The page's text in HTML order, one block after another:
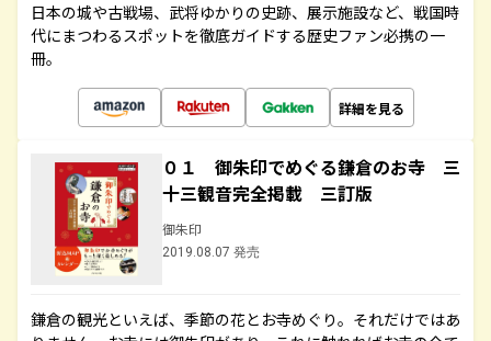
日本の城や古戦場、武将ゆかりの史跡、展示施設など、戦国時
代にまつわるスポットを徹底ガイドする歴史ファン必携の一
冊。
詳細を見る
０１ 御朱印でめぐる鎌倉のお寺 三
十三観音完全掲載 三訂版
御朱印
2019.08.07 発売
鎌倉の観光といえば、季節の花とお寺めぐり。それだけではあ